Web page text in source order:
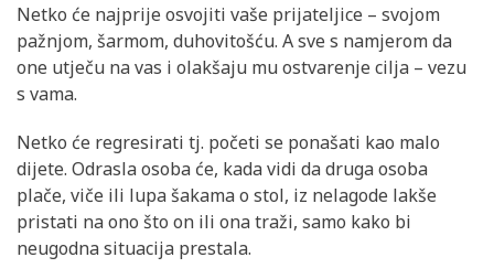
Netko će najprije osvojiti vaše prijateljice – svojom
pažnjom, šarmom, duhovitošću. A sve s namjerom da
one utječu na vas i olakšaju mu ostvarenje cilja – vezu
s vama.
Netko će regresirati tj. početi se ponašati kao malo
dijete. Odrasla osoba će, kada vidi da druga osoba
plače, viče ili lupa šakama o stol, iz nelagode lakše
pristati na ono što on ili ona traži, samo kako bi
neugodna situacija prestala.